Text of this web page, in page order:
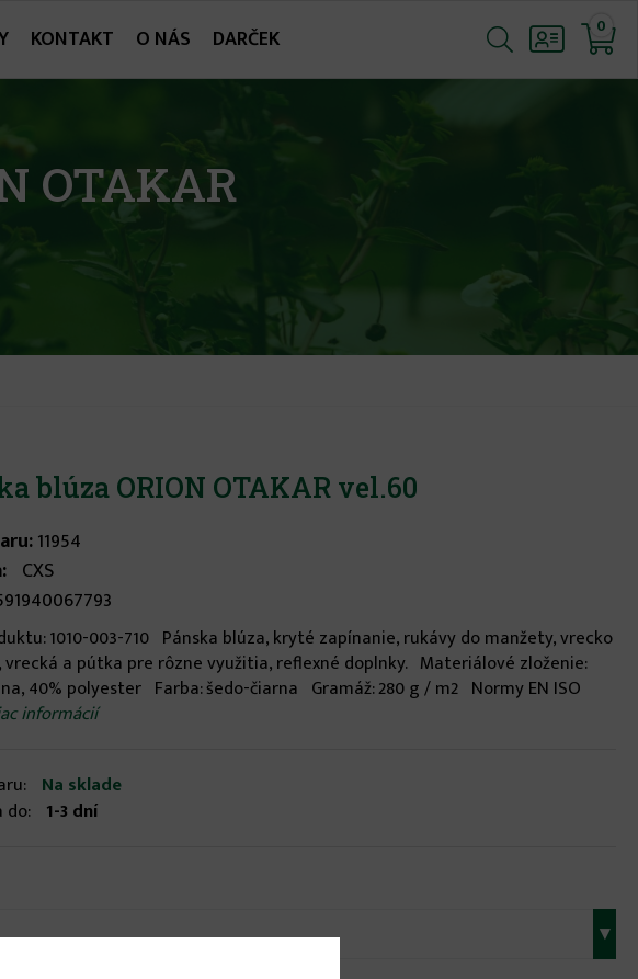
KONTAKT O NÁS DARČEK 0
OTAKAR
blúza ORION OTAKAR vel.60
11954
CXS
1010-003-710 Pánska blúza, kryté zapínanie, rukávy do manžety, vrecko
vrecká a pútka pre rôzne využitia, reflexné doplnky. Materiálové zloženie:
40% polyester Farba: šedo-čiarna Gramáž: 280 g / m2 Normy EN ISO
informácií
Na sklade
do: 1-3 dní
▾